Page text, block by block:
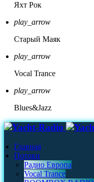
Яхт Рок
play_arrow
Старый Маяк
play_arrow
Vocal Trance
play_arrow
Blues&Jazz
Главная
Потоки
Радио Европа
Vocal Trance